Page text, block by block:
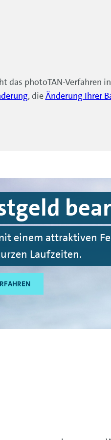
das photoTAN-Verfahren
, dieÄnderung Ihrer
einem attraktiven
Laufzeiten.